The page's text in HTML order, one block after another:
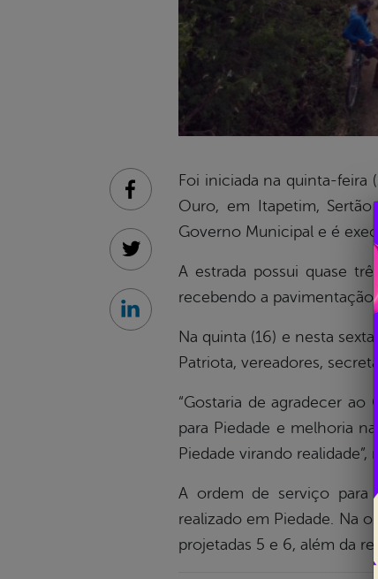
Foi iniciada na quinta-feira
Ouro, em Itapetim,
Governo Municipal e é
A estrada possui quase
recebendo a
Na quinta (16) e nesta
Patriota, vereadores,
“Gostaria de agradecer
para Piedade e melhoria
Piedade virando realidade”,
A ordem de serviço para
realizado em Piedade. Na
projetadas 5 e 6, além da
Facebook
Twitter
Linkedin